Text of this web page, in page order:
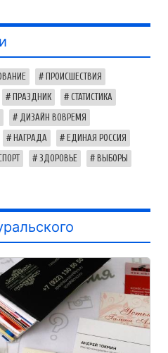
ПРОИСШЕСТВИЯ
ПРАЗДНИК СТАТИСТИКА
ДИЗАЙН ВОВРЕМЯ
НАГРАДА ЕДИНАЯ РОССИЯ
ЗДОРОВЬЕ ВЫБОРЫ